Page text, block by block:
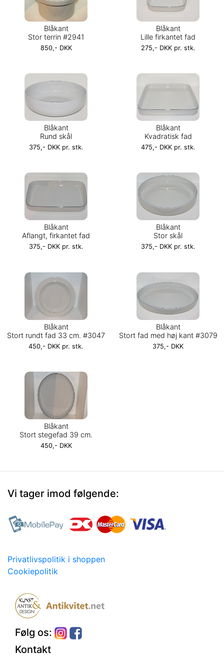
Blåkant
Stor terrin #2941
850,- DKK
Blåkant
Lille firkantet fad
275,- DKK pr. stk.
Blåkant
Rund skål
375,- DKK pr. stk.
Blåkant
Kvadratisk fad
475,- DKK pr. stk.
Blåkant
Aflangt, firkantet fad
375,- DKK pr. stk.
Blåkant
Stor skål
375,- DKK pr. stk.
Blåkant
Stort rundt fad 33 cm. #3047
450,- DKK pr. stk.
Blåkant
Stort fad med høj kant #3079
375,- DKK
Blåkant
Stort stegefad 39 cm.
450,- DKK
Vi tager imod følgende:
Privatlivspolitik i shoppen
Cookiepolitik
Følg os:
Kontakt